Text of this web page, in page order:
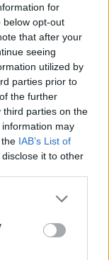
for
below opt-out
that after your
seeing
utilized by
parties prior to
the further
third parties on the
information may
IAB’s List of
it to other
or more Google
You may click to
party tags to
in below Google
κάνει
- μια